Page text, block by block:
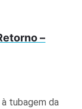
–
tubagem da